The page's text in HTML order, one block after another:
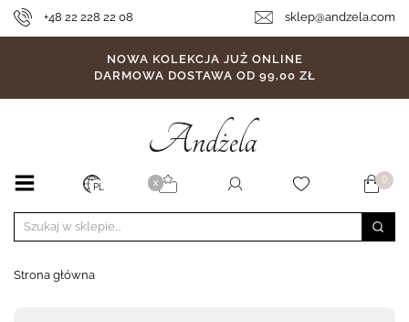
+48 22 228 22 08 sklep@andzela.com
NOWA KOLEKCJA JUŻ ONLINE
DARMOWA DOSTAWA OD 99,00 ZŁ
PL X 0
Strona główna